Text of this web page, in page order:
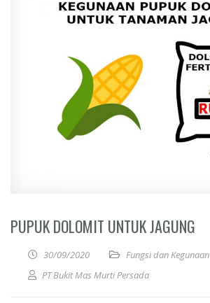
PUPUK DOLOMIT UNTUK JAGUNG
30/09/2020
Fungsi dan Kegunaan
PT Bukit Mas Murti Persada